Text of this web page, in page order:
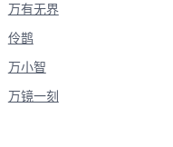
万有无界
伶鹊
万小智
万镜一刻